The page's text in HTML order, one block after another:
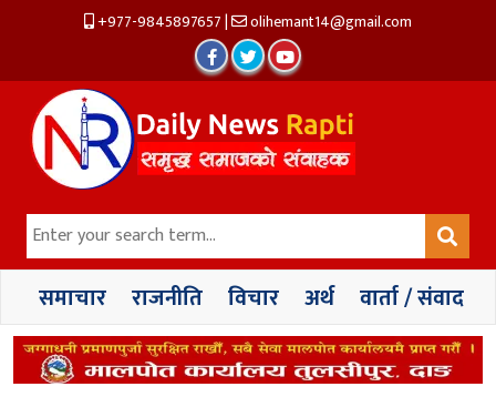
+977-9845897657| olihemant14@gmail.com
समाचार राजनीति विचार अर्थ वार्ता / संवाद